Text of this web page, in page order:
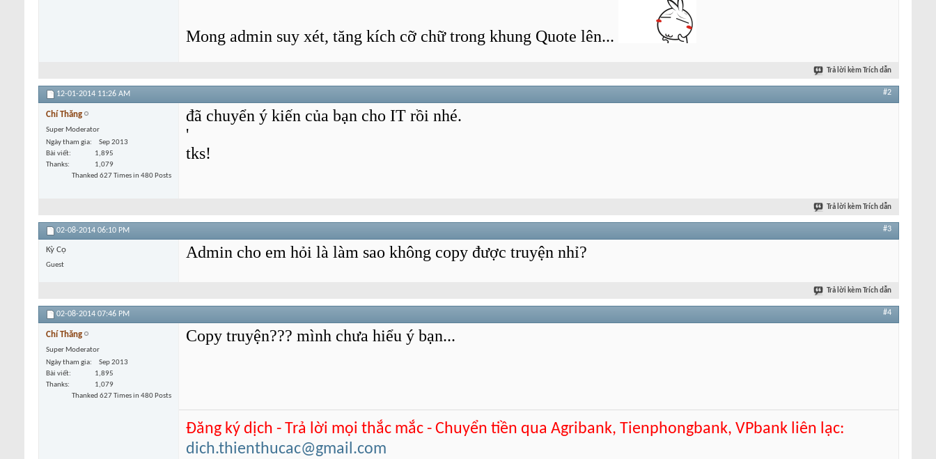
Mong admin suy xét, tăng kích cỡ chữ trong khung Quote lên...
Trả lời kèm Trích dẫn
12-01-2014 11:26 AM #2
Chí Thăng
Super Moderator
Ngày tham gia
Sep 2013
Bài viết
1,895
Thanks
1,079
Thanked 627 Times in 480 Posts
đã chuyển ý kiến của bạn cho IT rồi nhé.
'
tks!
Trả lời kèm Trích dẫn
02-08-2014 06:10 PM #3
Kỳ Cọ
Guest
Admin cho em hỏi là làm sao không copy được truyện nhỉ?
Trả lời kèm Trích dẫn
02-08-2014 07:46 PM #4
Chí Thăng
Super Moderator
Ngày tham gia
Sep 2013
Bài viết
1,895
Thanks
1,079
Thanked 627 Times in 480 Posts
Copy truyện??? mình chưa hiểu ý bạn...
Đăng ký dịch - Trả lời mọi thắc mắc - Chuyển tiền qua Agribank, Tienphongbank, VPbank liên lạc:
dich.thienthucac@gmail.com